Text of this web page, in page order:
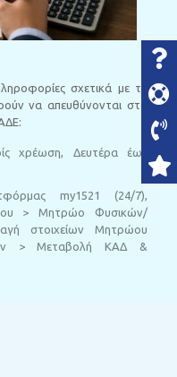
σχετικά με τη
να απευθύνονται στο
χρέωση, Δευτέρα έως
my1521 (24/7),
> Μητρώο Φυσικών/
στοιχείων Μητρώου
> Μεταβολή ΚΑΔ &